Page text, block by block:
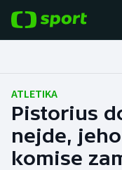
Fotbal
Hokej
Tenis
ATLETIKA
Pistorius
nejde,
komise